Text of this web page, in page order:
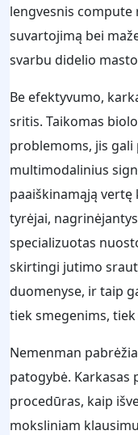
lengvesnis compute
suvartojimą bei
svarbu didelio
Be efektyvumo,
sritis. Taikomas
problemoms, jis
multimodalinius
paaiškinamąją vertę
tyrėjai,
specializuotas
skirtingi jutimo
duomenyse, ir taip
tiek smegenims,
Nemenman
patogybė.
procedūras, kaip
moksliniam